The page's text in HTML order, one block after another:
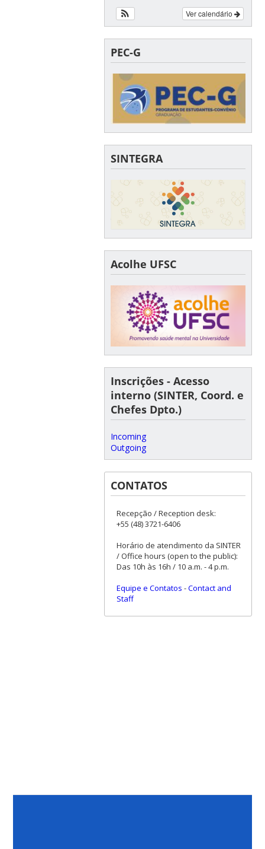
Ver calendário
PEC-G
SINTEGRA
Acolhe UFSC
Inscrições - Acesso
interno (SINTER, Coord. e
Chefes Dpto.)
Incoming
Outgoing
CONTATOS
Recepção / Reception desk:
+55 (48) 3721-6406
Horário de atendimento da SINTER
/ Office hours (open to the public):
Das 10h às 16h / 10 a.m. - 4 p.m.
Equipe e Contatos -Contact and
Staff